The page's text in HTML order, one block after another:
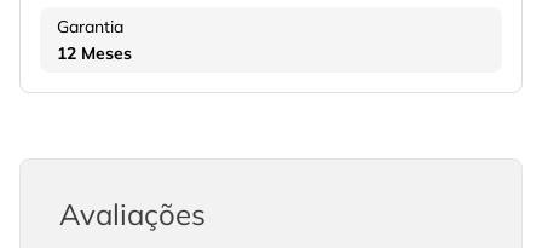
Garantia
12 Meses
Avaliações